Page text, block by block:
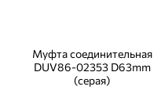
Муфта соединительная
DUV86-02353 D63mm
(серая)